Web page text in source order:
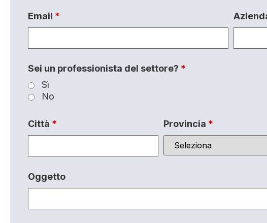
Email *
Sei un professionista del settore? *
Sì
No
Città * Provincia *
Oggetto